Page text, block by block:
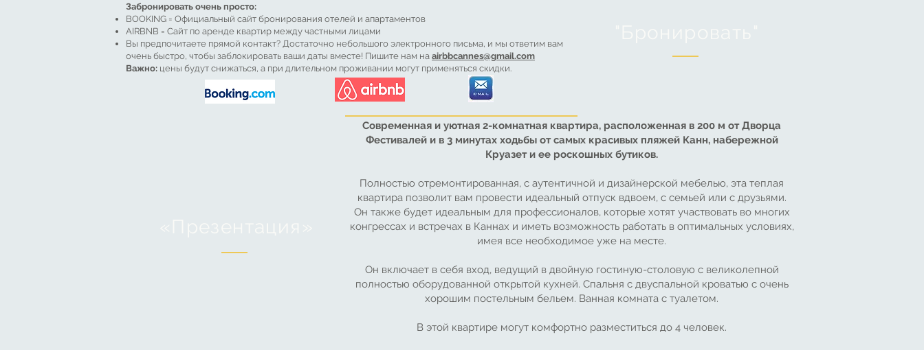
Забронировать очень просто:
BOOKING = Официальный сайт бронирования отелей и апартаментов
AIRBNB = Сайт по аренде квартир между частными лицами
Вы предпочитаете прямой контакт? Достаточно небольшого электронного письма, и мы ответим вам
очень быстро, чтобы заблокировать ваши даты вместе! Пишите нам на airbbcannes@gmail.com
Важно: цены будут снижаться, а при длительном проживании могут применяться скидки.
Современная и уютная 2-комнатная квартира, расположенная в 200 м от Дворца
Фестивалей и в 3 минутах ходьбы от самых красивых пляжей Канн, набережной
Круазет и ее роскошных бутиков.
Полностью отремонтированная, с аутентичной и дизайнерской мебелью, эта теплая
квартира позволит вам провести идеальный отпуск вдвоем, с семьей или с друзьями.
Он также будет идеальным для профессионалов, которые хотят участвовать во многих
конгрессах и встречах в Каннах и иметь возможность работать в оптимальных условиях,
имея все необходимое уже на месте.
Он включает в себя вход, ведущий в двойную гостиную-столовую с великолепной
полностью оборудованной открытой кухней. Спальня с двуспальной кроватью с очень
хорошим постельным бельем. Ванная комната с туалетом.
В этой квартире могут комфортно разместиться до 4 человек.